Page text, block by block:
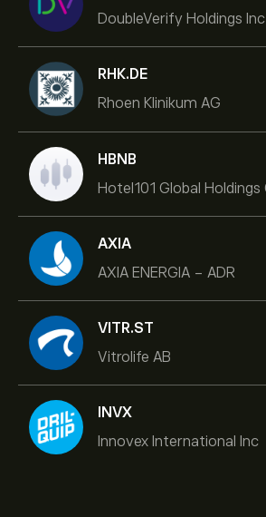
DoubleVerify Holdings Inc
RHK.DE
Rhoen Klinikum AG
HBNB
Hotel101 Global Holdings
AXIA
AXIA ENERGIA - ADR
VITR.ST
Vitrolife AB
INVX
Innovex International Inc